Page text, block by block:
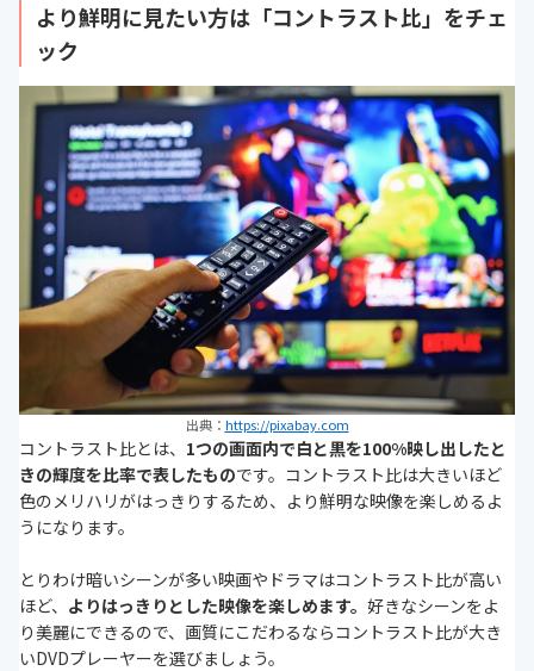
より鮮明に見たい方は「コントラスト比」をチェ
ック
出典： https://pixabay.com
コントラスト比とは、 1つの画面内で白と黒を100%映し出したと
きの輝度を比率で表したものです。コントラスト比は大きいほど
色のメリハリがはっきりするため、より鮮明な映像を楽しめるよ
うになります。
とりわけ暗いシーンが多い映画やドラマはコントラスト比が高い
ほど、 よりはっきりとした映像を楽しめます。 好きなシーンをよ
り美麗にできるので、画質にこだわるならコントラスト比が大き
いDVDプレーヤーを選びましょう。